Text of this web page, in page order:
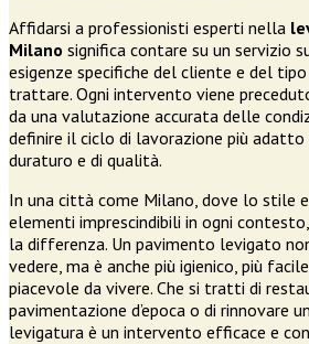
Affidarsi a professionisti esperti nella
Milano significa contare su un servizio
esigenze specifiche del cliente e del
trattare. Ogni intervento viene
da una valutazione accurata delle
definire il ciclo di lavorazione più
duraturo e di qualità.
In una città come Milano, dove lo stile
elementi imprescindibili in ogni
la differenza. Un pavimento levigato
vedere, ma è anche più igienico, più
piacevole da vivere. Che si tratti di
pavimentazione d’epoca o di rinnovare
levigatura è un intervento efficace e